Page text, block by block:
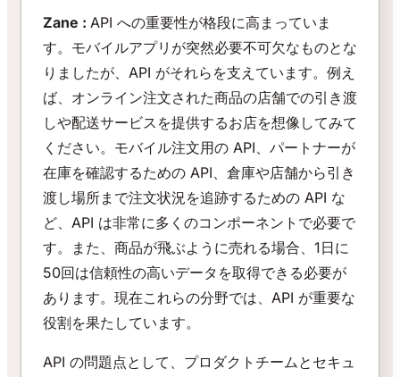
Zane : API への重要性が格段に高まっていま
す。モバイルアプリが突然必要不可欠なものとな
りましたが、API がそれらを支えています。例え
ば、オンライン注文された商品の店舗での引き渡
しや配送サービスを提供するお店を想像してみて
ください。モバイル注文用の API、パートナーが
在庫を確認するための API、倉庫や店舗から引き
渡し場所まで注文状況を追跡するための API な
ど、API は非常に多くのコンポーネントで必要で
す。また、商品が飛ぶように売れる場合、1日に
50回は信頼性の高いデータを取得できる必要が
あります。現在これらの分野では、API が重要な
役割を果たしています。
API の問題点として、プロダクトチームとセキュ